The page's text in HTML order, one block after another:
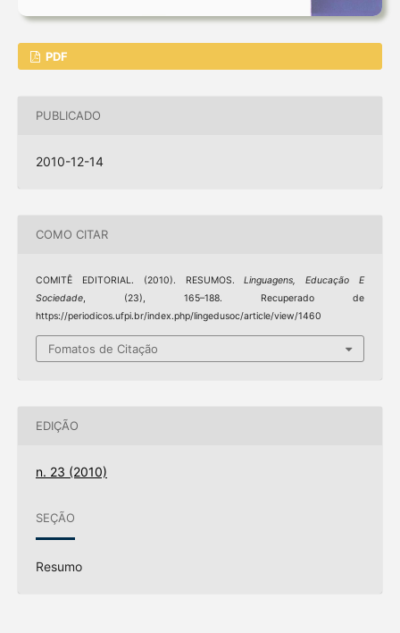
PDF
PUBLICADO
2010-12-14
COMO CITAR
COMITÊ EDITORIAL. (2010). RESUMOS.Linguagens, Educação E
Sociedade, (23), 165–188. Recuperado de
https://periodicos.ufpi.br/index.php/lingedusoc/article/view/1460
Fomatos de Citação
EDIÇÃO
n. 23 (2010)
SEÇÃO
Resumo